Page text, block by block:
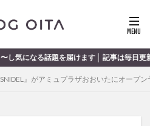
す │ 記事は毎日更新中
SNIDEL』がアミュプラザおおいたにオープン